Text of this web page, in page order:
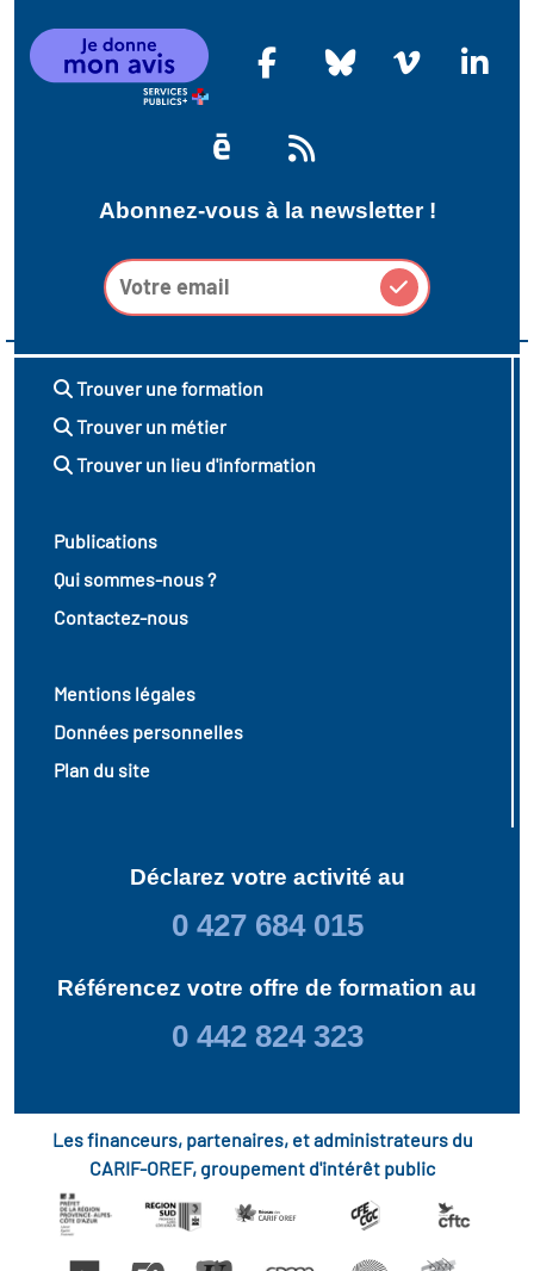
Abonnez-vous à la newsletter !
Trouver une formation
Trouver un métier
Trouver un lieu d'information
Publications
Qui sommes-nous ?
Contactez-nous
Mentions légales
Données personnelles
Plan du site
Déclarez votre activité au
0 427 684 015
Référencez votre offre de formation au
0 442 824 323
Les financeurs, partenaires, et administrateurs du
CARIF-OREF, groupement d'intérêt public